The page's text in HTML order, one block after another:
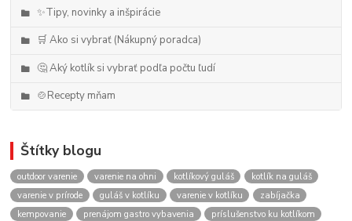
✨Tipy, novinky a inšpirácie
🛒 Ako si vybrať (Nákupný poradca)
🤔 Aký kotlík si vybrať podľa počtu ľudí
🍲Recepty mňam
Štítky blogu
outdoor varenie varenie na ohni kotlíkový guláš
kotlík na guláš
varenie v prírode
guláš v kotlíku varenie v kotlíku
zabíjačka
kempovanie
prenájom gastro vybavenia
príslušenstvo ku kotlíkom